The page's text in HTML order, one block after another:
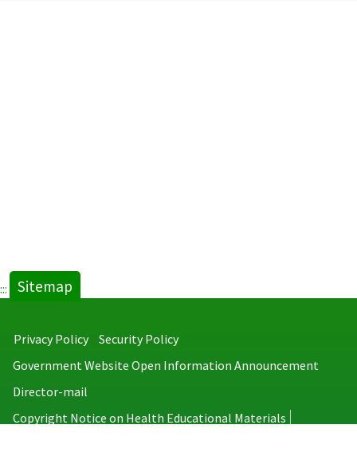
::: Sitemap
Privacy Policy
Security Policy
Government Website Open Information Announcement
Director-mail
Copyright Notice on Health Educational Materials